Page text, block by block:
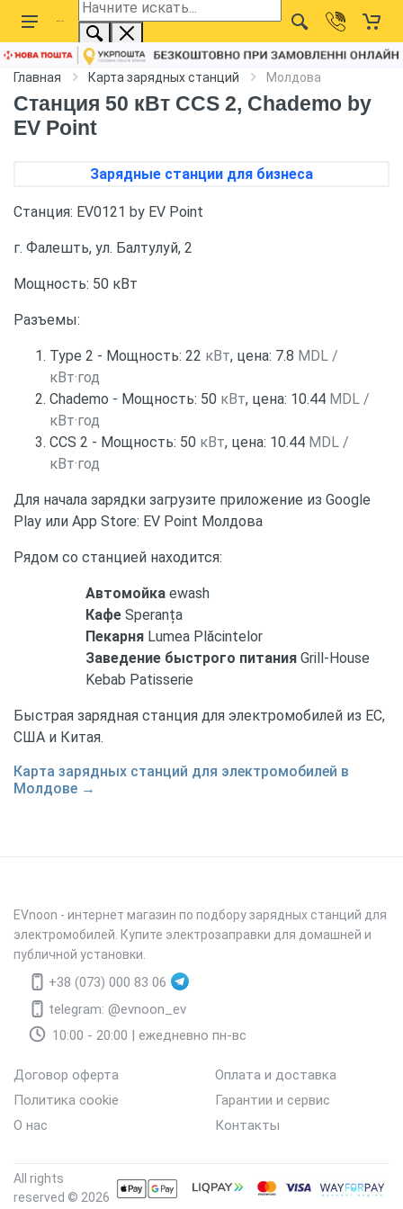
Главная Карта зарядных станций Молдова
Станция 50 кВт CCS 2, Chademo by
EV Point
Зарядные станции для бизнеса
Станция: EV0121 by EV Point
г. Фалешть, ул. Балтулуй, 2
Мощность: 50 кВт
Разъемы:
Type 2 - Мощность: 22 кВт, цена: 7.8 MDL /
кВт·год
Chademo - Мощность: 50 кВт, цена: 10.44 MDL /
кВт·год
CCS 2 - Мощность: 50 кВт, цена: 10.44 MDL /
кВт·год
Для начала зарядки загрузите приложение из Google
Play или App Store: EV Point Молдова
Рядом со станцией находится:
Автомойка ewash
Кафе Speranța
Пекарня Lumea Plăcintelor
Заведение быстрого питания Grill-House
Kebab Patisserie
Быстрая зарядная станция для электромобилей из ЕС,
США и Китая.
Карта зарядных станций для электромобилей в
Молдове →
EVnoon - интернет магазин по подбору зарядных станций для
электромобилей. Купите электрозаправки для домашней и
публичной установки.
+38 (073) 000 83 06
telegram: @evnoon_ev
10:00 - 20:00 | ежедневно пн-вс
Договор оферта
Оплата и доставка
Политика cookie
Гарантии и сервис
О нас
Контакты
All rights
reserved © 2026